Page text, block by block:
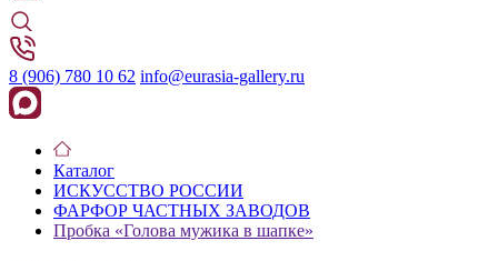
8 (906) 780 10 62 info@eurasia-gallery.ru
Каталог
ИСКУССТВО РОССИИ
ФАРФОР ЧАСТНЫХ ЗАВОДОВ
Пробка «Голова мужика в шапке»